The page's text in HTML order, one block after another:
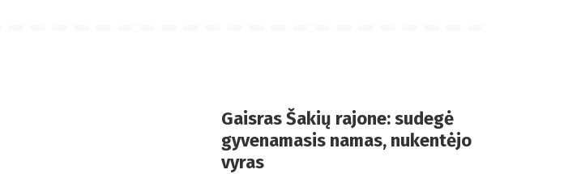
Gaisras Šakių rajone: sudegė
gyvenamasis namas, nukentėjo
vyras